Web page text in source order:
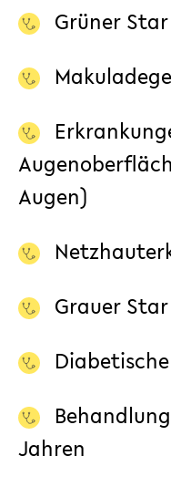
Grüner
Augen)
Grauer
Jahren